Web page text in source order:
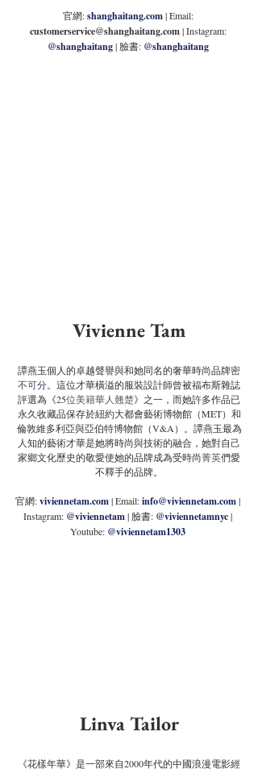
官網: shanghaitang.com | Email:
customerservice@shanghaitang.com | Instagram:
@shanghaitang | 臉書: @shanghaitang
Vivienne Tam
譚燕玉個人的卓越聲譽與和她同名的奢華時尚品牌密
不可分。這位才華橫溢的服裝設計師曾被福布斯雜誌
評選為《25位美籍華人翹楚》之一，而她許多作品已
永久收藏品保存於紐約大都會藝術博物館（MET）和
倫敦維多利亞與亞伯特博物館（V&A）。譚燕玉最為
人知的藝術才華是她將時尚與技術的融合，她對自己
家鄉文化歷史的敬愛使她的品牌成為受時尚菁英們愛
不釋手的品牌。
官網: viviennetam.com| Email: info@viviennetam.com |
Instagram: @viviennetam| 臉書: @viviennetamnyc |
Youtube: @viviennetam1303
Linva Tailor
《花樣年華》是一部來自2000年代的中國浪漫電影經